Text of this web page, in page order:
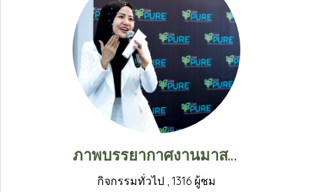
ภาพบรรยากาศงานมาสเตอร์คลาสการดูแลผิวและการใช้ผลิตภัณฑ์อย่างผู้เชี่ยวชาญ ณ บริษัท ลิฟ เพียว (ประเทศไทย) จำกัด
กิจกรรมทั่วไป , 1316 ผู้ชม